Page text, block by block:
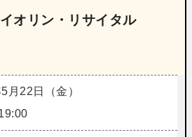
オリン・リサイタル
月22日（金）